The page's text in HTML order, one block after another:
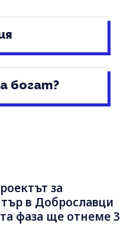
богат?
за
в Доброславци
фаза ще отнеме 3